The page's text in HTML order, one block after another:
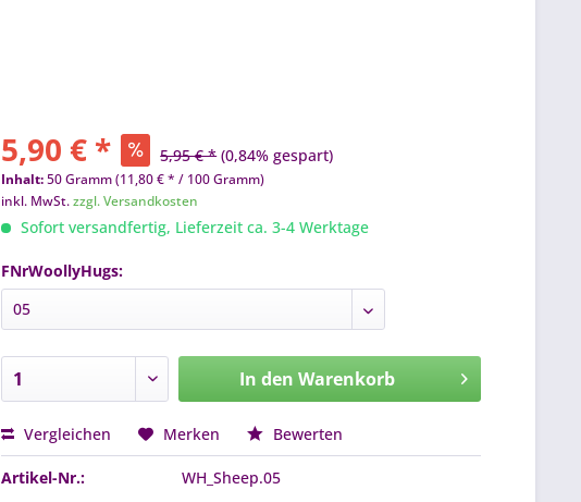
5,90 € * 5,95 € * (0,84% gespart)
Inhalt:50 Gramm (11,80 € * / 100 Gramm)
inkl. MwSt.zzgl. Versandkosten
Sofort versandfertig, Lieferzeit ca. 3-4 Werktage
FNrWoollyHugs:
In den Warenkorb
Vergleichen Merken Bewerten
Artikel-Nr.: WH_Sheep.05